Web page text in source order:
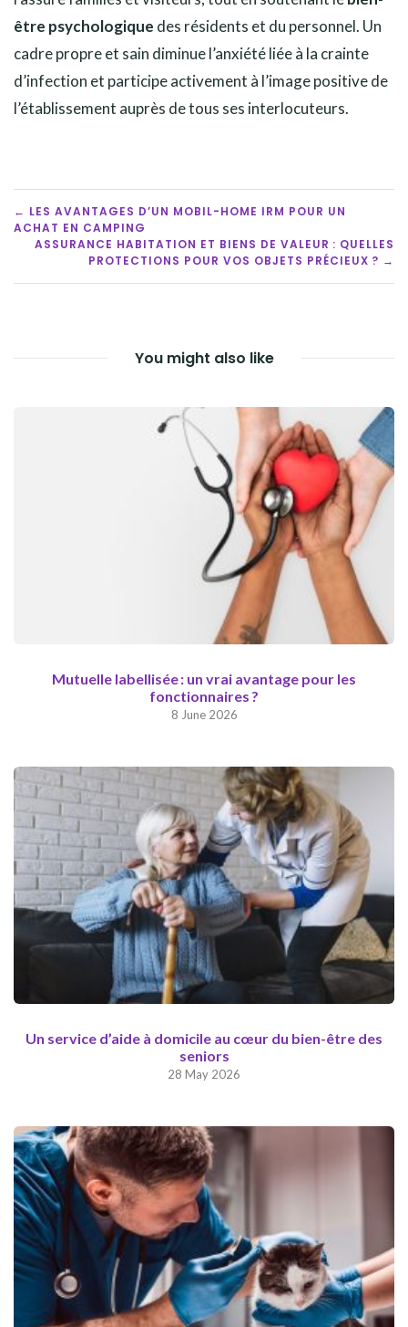
être psychologique des résidents et du personnel. Un
cadre propre et sain diminue l’anxiété liée à la crainte
d’infection et participe activement à l’image positive de
l’établissement auprès de tous ses interlocuteurs.
POST
NAVIGATION
← LES AVANTAGES D’UN MOBIL-HOME IRM POUR UN
ACHAT EN CAMPING
ASSURANCE HABITATION ET BIENS DE VALEUR : QUELLES
PROTECTIONS POUR VOS OBJETS PRÉCIEUX ? →
You might also like
Mutuelle labellisée : un vrai avantage pour les
fonctionnaires ?
8 June 2026
Un service d’aide à domicile au cœur du bien-être des
seniors
28 May 2026